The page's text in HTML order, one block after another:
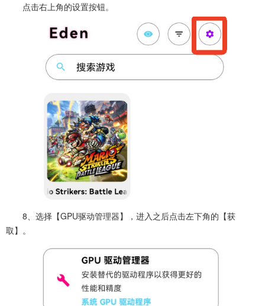
点击右上角的设置按钮。
8、选择【GPU驱动管理器】，进入之后点击左下角的【获
取】。